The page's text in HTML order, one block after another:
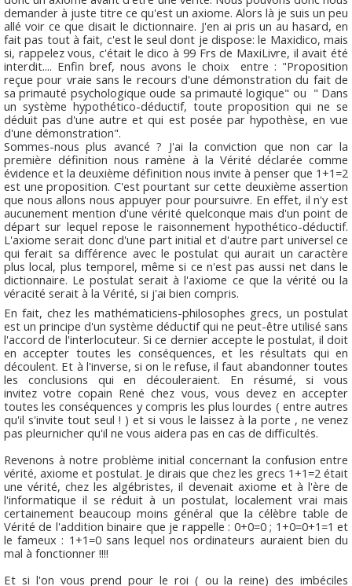
demander à juste titre ce qu'est un axiome. Alors là je suis un peu
allé voir ce que disait le dictionnaire. J'en ai pris un au hasard, en
fait pas tout à fait, c'est le seul dont je dispose: le Maxidico, mais
si, rappelez vous, c'était le dico à 99 Frs de MaxiLivre, il avait été
interdit.... Enfin bref, nous avons le choix entre : "Proposition
reçue pour vraie sans le recours d'une démonstration du fait de
sa primauté psychologique oude sa primauté logique" ou " Dans
un système hypothético-déductif, toute proposition qui ne se
déduit pas d'une autre et qui est posée par hypothèse, en vue
d'une démonstration".
Sommes-nous plus avancé ? J'ai la conviction que non car la
première définition nous ramène à la Vérité déclarée comme
évidence et la deuxième définition nous invite à penser que 1+1=2
est une proposition. C'est pourtant sur cette deuxième assertion
que nous allons nous appuyer pour poursuivre. En effet, il n'y est
aucunement mention d'une vérité quelconque mais d'un point de
départ sur lequel repose le raisonnement hypothético-déductif.
L'axiome serait donc d'une part initial et d'autre part universel ce
qui ferait sa différence avec le postulat qui aurait un caractère
plus local, plus temporel, même si ce n'est pas aussi net dans le
dictionnaire. Le postulat serait à l'axiome ce que la vérité ou la
véracité serait à la Vérité, si j'ai bien compris.
En fait, chez les mathématiciens-philosophes grecs, un postulat
est un principe d'un système déductif qui ne peut-être utilisé sans
l'accord de l'interlocuteur. Si ce dernier accepte le postulat, il doit
en accepter toutes les conséquences, et les résultats qui en
découlent. Et à l'inverse, si on le refuse, il faut abandonner toutes
les conclusions qui en découleraient. En résumé, si vous
invitez votre copain René chez vous, vous devez en accepter
toutes les conséquences y compris les plus lourdes ( entre autres
qu'il s'invite tout seul ! ) et si vous le laissez à la porte , ne venez
pas pleurnicher qu'il ne vous aidera pas en cas de difficultés.
Revenons à notre problème initial concernant la confusion entre
vérité, axiome et postulat. Je dirais que chez les grecs 1+1=2 était
une vérité, chez les algébristes, il devenait axiome et à l'ère de
l'informatique il se réduit à un postulat, localement vrai mais
certainement beaucoup moins général que la célèbre table de
Vérité de l'addition binaire que je rappelle : 0+0=0 ; 1+0=0+1=1 et
le fameux : 1+1=0 sans lequel nos ordinateurs auraient bien du
mal à fonctionner !!!!
Et si l'on vous prend pour le roi ( ou la reine) des imbéciles